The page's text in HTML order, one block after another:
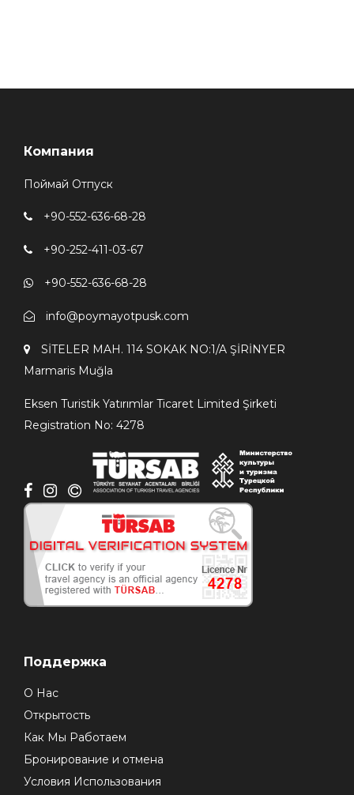
Компания
Поймай Отпуск
+90-552-636-68-28
+90-252-411-03-67
+90-552-636-68-28
info@poymayotpusk.com
SİTELER MAH. 114 SOKAK NO:1/A ŞİRİNYER
Мarmaris Мuğla
Eksen Turistik Yatırımlar Ticaret Limited Şirketi
Registration No: 4278
Поддержка
О Нас
Открытость
Как Мы Работаем
Бронирование и отмена
Условия Использования